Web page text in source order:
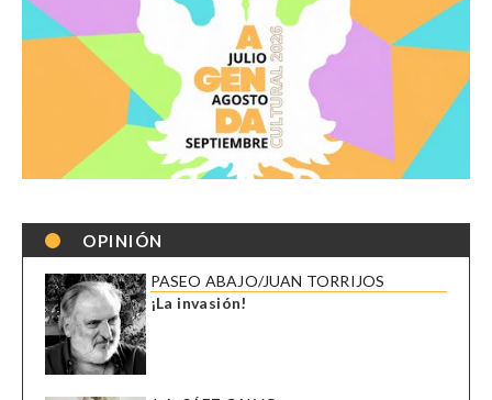
OPINIÓN
PASEO ABAJO/JUAN TORRIJOS
¡La invasión!